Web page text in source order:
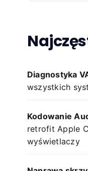
Diagnostyka
wszystkich
Kodowanie
retrofit Apple
wyświetlaczy